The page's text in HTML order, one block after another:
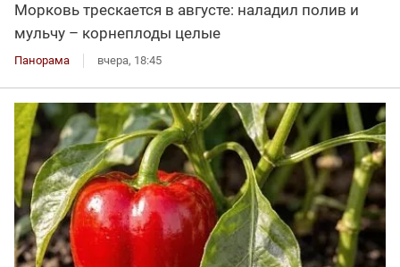
Морковь трескается в августе: наладил полив и
мульчу – корнеплоды целые
Панорама вчера, 18:45